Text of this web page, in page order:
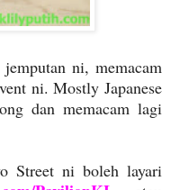
ni, memacam
ni. Mostly Japanese
dan memacam lagi
Street ni boleh layari